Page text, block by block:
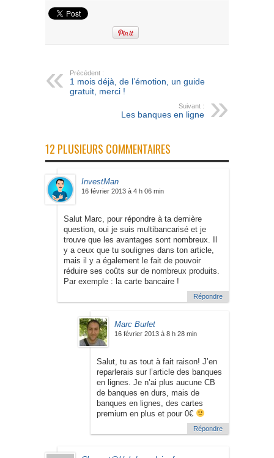
Précédent :
1 mois déjà, de l’émotion, un guide
gratuit, merci !
Suivant :
Les banques en ligne
12 PLUSIEURS COMMENTAIRES
InvestMan
16 février 2013 à 4 h 06 min
Salut Marc, pour répondre à ta dernière
question, oui je suis multibancarisé et je
trouve que les avantages sont nombreux. Il
y a ceux que tu soulignes dans ton article,
mais il y a également le fait de pouvoir
réduire ses coûts sur de nombreux produits.
Par exemple : la carte bancaire !
Répondre
Marc Burlet
16 février 2013 à 8 h 28 min
Salut, tu as tout à fait raison! J’en
reparlerais sur l’article des banques
en lignes. Je n’ai plus aucune CB
de banques en durs, mais de
banques en lignes, des cartes
premium en plus et pour 0€
Répondre